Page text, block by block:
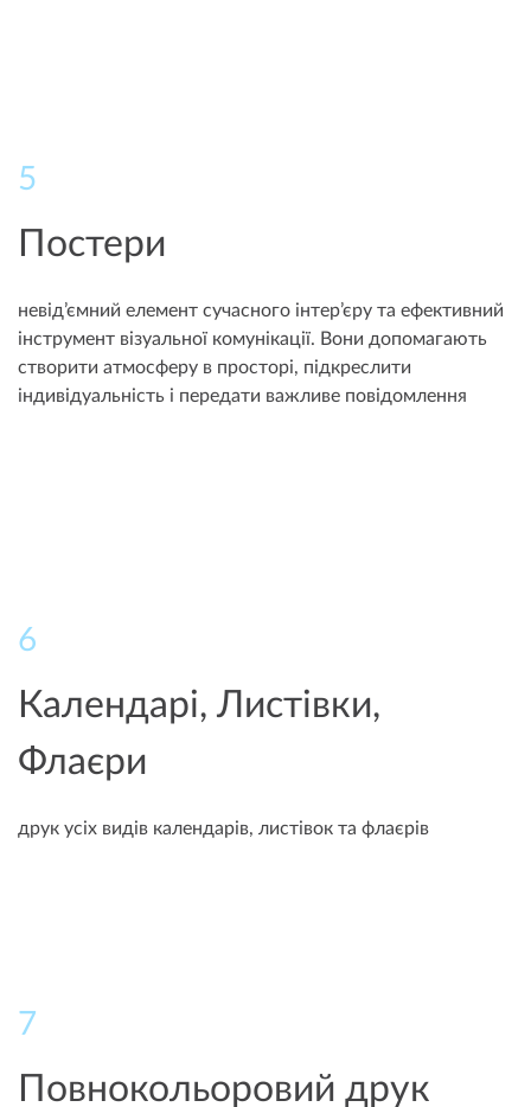
5
Постери
невід’ємний елемент сучасного інтер’єру та ефективний
інструмент візуальної комунікації. Вони допомагають
створити атмосферу в просторі, підкреслити
індивідуальність і передати важливе повідомлення
6
Календарі, Листівки,
Флаєри
друк усіх видів календарів, листівок та флаєрів
7
Повнокольоровий друк